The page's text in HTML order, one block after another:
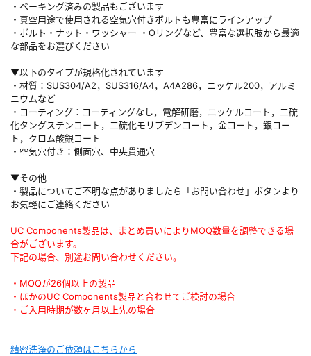
・ベーキング済みの製品もございます
・真空用途で使用される空気穴付きボルトも豊富にラインアップ
・ボルト・ナット・ワッシャー ・Oリングなど、豊富な選択肢から最適
な部品をお選びください
▼以下のタイプが規格化されています
・材質：SUS304/A2，SUS316/A4，A4A286，ニッケル200，アルミ
ニウムなど
・コーティング：コーティングなし，電解研磨，ニッケルコート，二硫
化タングステンコート，二硫化モリブデンコート，金コート，銀コー
ト，クロム酸銀コート
・空気穴付き：側面穴、中央貫通穴
▼その他
・製品についてご不明な点がありましたら「お問い合わせ」ボタンより
お気軽にご連絡ください
UC Components製品は、まとめ買いによりMOQ数量を調整できる場
合がございます。
下記の場合、別途お問い合わせください。
・MOQが26個以上の製品
・ほかのUC Components製品と合わせてご検討の場合
・ご入用時期が数ヶ月以上先の場合
精密洗浄のご依頼はこちらから